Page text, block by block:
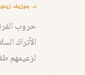
د. جوزيف
الأتراك
لزعيمهم